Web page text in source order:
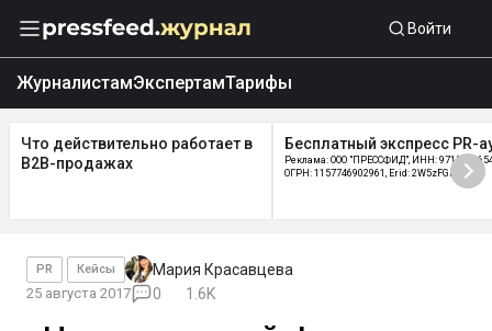
Войти
ЖурналистамЭкспертамТарифы
Что действительно работает в
B2B-продажах
Бесплатный экспресс PR-
Реклама: ООО "ПРЕССФИД", ИНН:
ОГРН: 1157746902961, Erid: 2W5zFGDycPz
PR Кейсы Мария Красавцева
25 августа 2017 0 1.6K